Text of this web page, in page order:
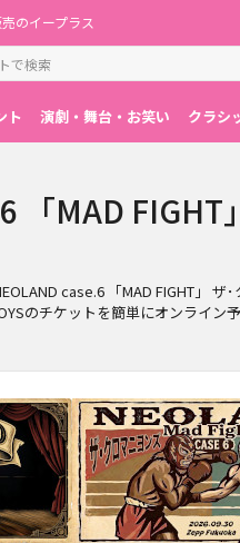
のイープラス
ト 演劇・舞台・お笑い クラシ
「MAD FIGHT
case.6 「MAD FIGHT」
のチケットを簡単にオンライン